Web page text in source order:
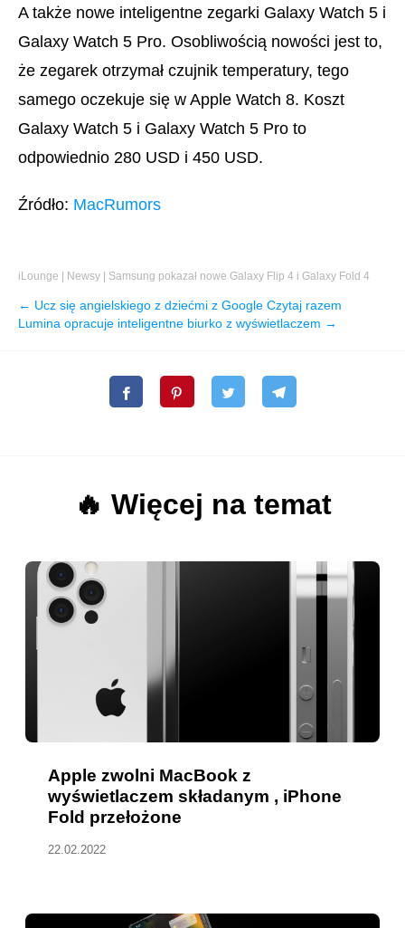
A także nowe inteligentne zegarki Galaxy Watch 5 i
Galaxy Watch 5 Pro. Osobliwością nowości jest to,
że zegarek otrzymał czujnik temperatury, tego
samego oczekuje się w Apple Watch 8. Koszt
Galaxy Watch 5 i Galaxy Watch 5 Pro to
odpowiednio 280 USD i 450 USD.
Źródło: MacRumors
iLounge | Newsy | Samsung pokazał nowe Galaxy Flip 4 i Galaxy Fold 4
← Ucz się angielskiego z dziećmi z Google Czytaj razem
Lumina opracuje inteligentne biurko z wyświetlaczem →
🔥 Więcej na temat
Apple zwolni MacBook z
wyświetlaczem składanym , iPhone
Fold przełożone
22.02.2022